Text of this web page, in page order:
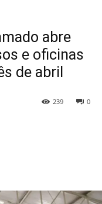
abre
e oficinas
de abril
0
239